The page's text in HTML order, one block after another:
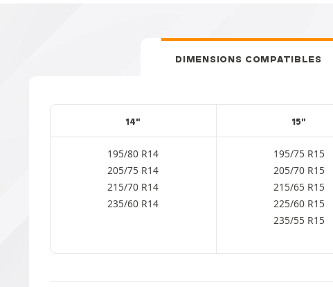
DIMENSIONS COMPATIBLES
14"
195/80 R14
205/75 R14
215/70 R14
235/60 R14
15"
195/75 R15
205/70 R15
215/65 R15
225/60 R15
235/55 R15